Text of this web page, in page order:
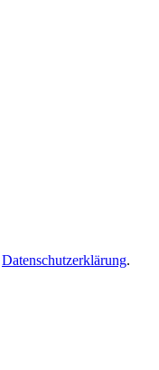
Datenschutzerklärung.